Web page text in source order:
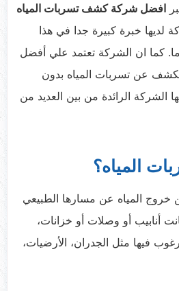
افضل شركة كشف تسربات المياه
لديها خبرة كبيرة جدا في هذا
قد تجاوزت 15 عاما. كما ان الشركة تعتمد علي أفضل
عن تسربات المياه بدون
الرائدة من بين العديد من
المياه؟
خروج المياه عن مسارها الطبيعي
أنابيب أو وصلات أو خزانات،
فيها مثل الجدران، الأرضيات،